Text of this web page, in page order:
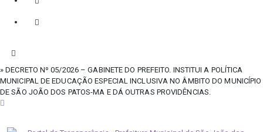
» DECRETO Nº 05/2026 – GABINETE DO PREFEITO. INSTITUI A POLÍTICA
MUNICIPAL DE EDUCAÇÃO ESPECIAL INCLUSIVA NO ÂMBITO DO MUNICÍPIO
DE SÃO JOÃO DOS PATOS-MA E DÁ OUTRAS PROVIDÊNCIAS.